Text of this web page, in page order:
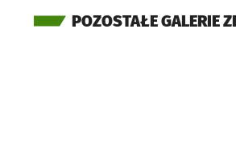
POZOSTAŁE GALERIE